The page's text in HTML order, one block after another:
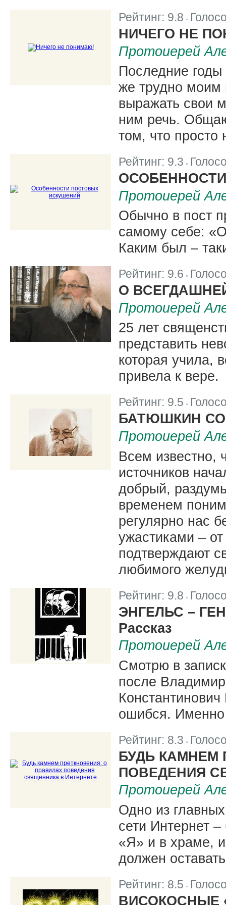
Рейтинг: 9.8
НИЧЕГО НЕ
Протоиерей
Последние
же трудно моим
выражать свои
ним речь.
том, что
Рейтинг: 9.3
Протоиерей
Обычно в пост
самому себе:
Каким был –
Рейтинг: 9.6
О
Протоиерей
25 лет
представить
которая учила,
привела к вере.
Рейтинг: 9.5
БАТЮШКИН
Протоиерей
Всем известно,
источников
добрый,
временем
регулярно нас
ужастиками –
подтверждают
любимого
Рейтинг: 9.8 |
ЭНГЕЛЬС –
Рассказ
Протоиерей
Смотрю в
после
ошибся. Именно
Рейтинг: 8.3 |
БУДЬ КАМНЕМ
ПОВЕДЕНИЯ
Протоиерей
Одно из
сети Интернет
«Я» и в храме,
должен
Рейтинг: 8.5 |
ВИСОКОСНЫЕ